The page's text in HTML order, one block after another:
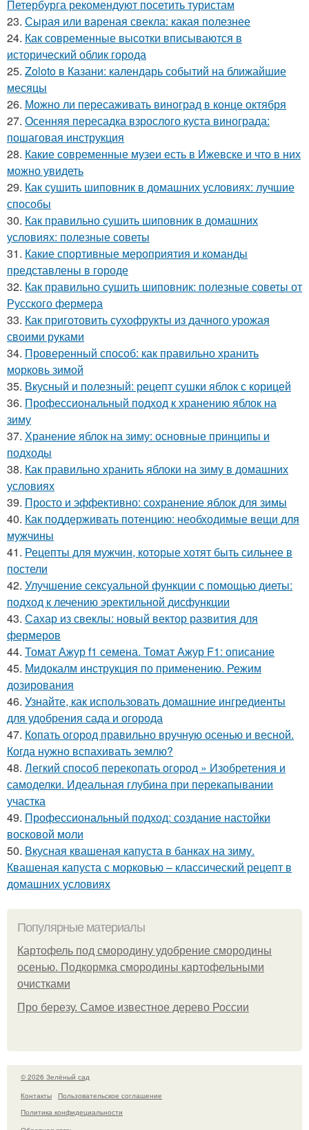
Петербурга рекомендуют посетить туристам
23. Сырая или вареная свекла: какая полезнее
24. Как современные высотки вписываются в
исторический облик города
25. Zoloto в Казани: календарь событий на ближайшие
месяцы
26. Можно ли пересаживать виноград в конце октября
27. Осенняя пересадка взрослого куста винограда:
пошаговая инструкция
28. Какие современные музеи есть в Ижевске и что в них
можно увидеть
29. Как сушить шиповник в домашних условиях: лучшие
способы
30. Как правильно сушить шиповник в домашних
условиях: полезные советы
31. Какие спортивные мероприятия и команды
представлены в городе
32. Как правильно сушить шиповник: полезные советы от
Русского фермера
33. Как приготовить сухофрукты из дачного урожая
своими руками
34. Проверенный способ: как правильно хранить
морковь зимой
35. Вкусный и полезный: рецепт сушки яблок с корицей
36. Профессиональный подход к хранению яблок на
зиму
37. Хранение яблок на зиму: основные принципы и
подходы
38. Как правильно хранить яблоки на зиму в домашних
условиях
39. Просто и эффективно: сохранение яблок для зимы
40. Как поддерживать потенцию: необходимые вещи для
мужчины
41. Рецепты для мужчин, которые хотят быть сильнее в
постели
42. Улучшение сексуальной функции с помощью диеты:
подход к лечению эректильной дисфункции
43. Сахар из свеклы: новый вектор развития для
фермеров
44. Томат Ажур f1 семена. Томат Ажур F1: описание
45. Мидокалм инструкция по применению. Режим
дозирования
46. Узнайте, как использовать домашние ингредиенты
для удобрения сада и огорода
47. Копать огород правильно вручную осенью и весной.
Когда нужно вспахивать землю?
48. Легкий способ перекопать огород » Изобретения и
самоделки. Идеальная глубина при перекапывании
участка
49. Профессиональный подход: создание настойки
восковой моли
50. Вкусная квашеная капуста в банках на зиму.
Квашеная капуста с морковью – классический рецепт в
домашних условиях
Популярные материалы
Картофель под смородину удобрение смородины
осенью. Подкормка смородины картофельными
очистками
Про березу. Самое известное дерево России
© 2026 Зелёный сад
Контакты
Пользовательское соглашение
Политика конфидециальности